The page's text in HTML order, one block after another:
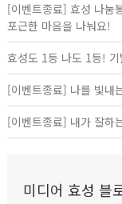
[이벤트종료] 효성 나눔
포근한 마음을 나눠요!
효성도 1등 나도 1등!
[이벤트종료] 나를 빛내
[이벤트종료] 내가 잘하
미디어 효성 블